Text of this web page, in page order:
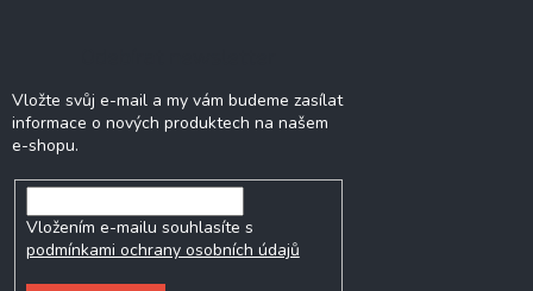
Vložte svůj e-mail a my vám budeme zasílat
informace o nových produktech na našem
e-shopu.
Vložením e-mailu souhlasíte s
podmínkami ochrany osobních údajů